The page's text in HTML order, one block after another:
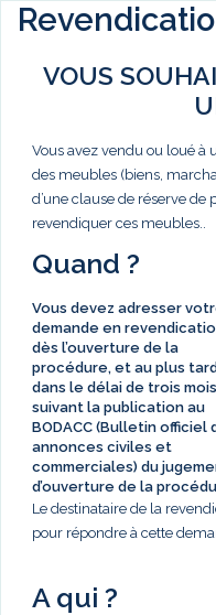
VOUS
Vous avez vendu ou loué à
des meubles (biens,
d’une clause de réserve de
revendiquer ces meubles..
Quand ?
Vous devez adresser
demande en
dès l’ouverture de la
procédure, et au plus tard
dans le délai de trois mois
suivant la publication au
BODACC (Bulletin officiel
annonces civiles et
commerciales) du
d’ouverture de la
Le destinataire de la
pour répondre à cette
A qui ?